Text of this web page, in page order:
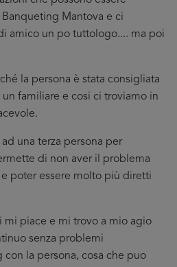
Mantova e ci
amico un po tuttologo.... ma poi
la persona è stata consigliata
familiare e cosi ci troviamo in
una terza persona per
di non aver il problema
poter essere molto più diretti
mi piace e mi trovo a mio agio
senza problemi
con la persona, cosa che puo